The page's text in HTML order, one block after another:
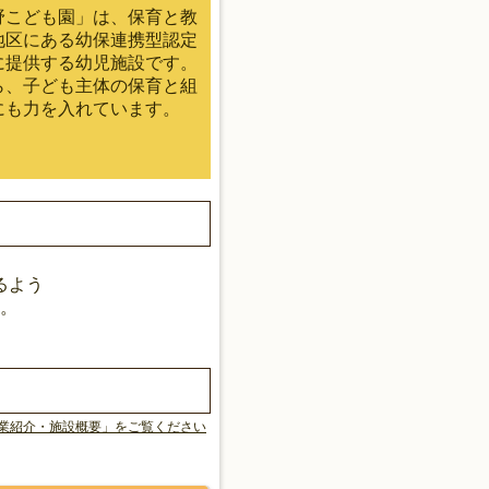
ども園」は、保育と教
にある幼保連携型認定
供する幼児施設です。
子ども主体の保育と組
力を入れています。
よう
紹介・施設概要」をご覧ください